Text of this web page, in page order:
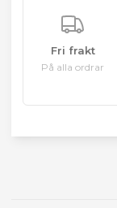
Fri frakt
På alla ordrar